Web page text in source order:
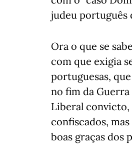
judeu português
Ora o que se
com que exigia
portuguesas,
no fim da Guerra
Liberal convicto,
confiscados,
boas graças dos